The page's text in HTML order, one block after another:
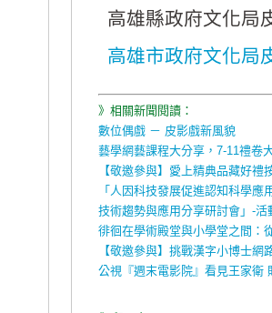
高雄縣政府文化局
高雄市政府文化局
》相關新聞閱讀：
數位偶戲 － 皮影戲新風貌
藝學網藝課程大分享，7-11禮卷
【敬邀參與】愛上精典品藏好禮
「人因科技發展促進認知科學應
技術趨勢與應用分享研討會」-活
徘徊在學術殿堂與小學堂之間：
【敬邀參與】挑戰漢字小博士網
公視『週末電影院』看見王家衛